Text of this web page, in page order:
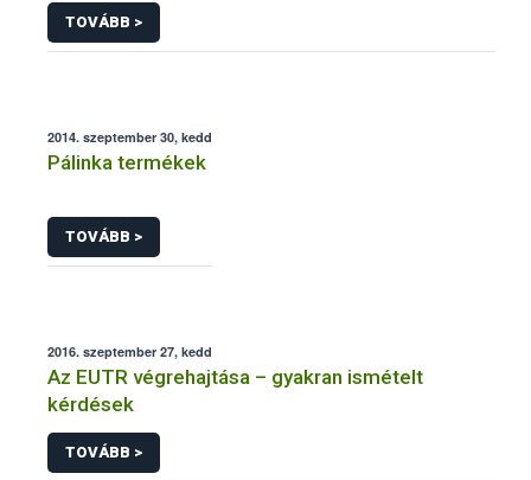
TOVÁBB >
2014. szeptember 30, kedd
Pálinka termékek
TOVÁBB >
2016. szeptember 27, kedd
Az EUTR végrehajtása – gyakran ismételt
kérdések
TOVÁBB >